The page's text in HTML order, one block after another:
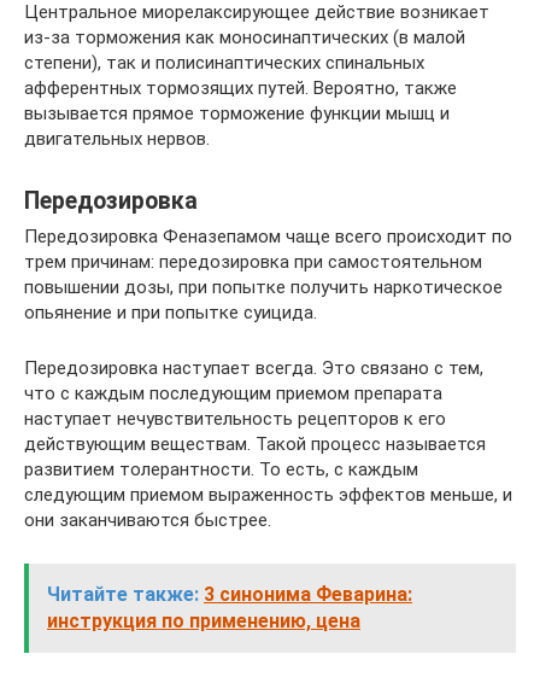
Центральное миорелаксирующее действие возникает
из-за торможения как моносинаптических (в малой
степени), так и полисинаптических спинальных
афферентных тормозящих путей. Вероятно, также
вызывается прямое торможение функции мышц и
двигательных нервов.
Передозировка
Передозировка Феназепамом чаще всего происходит по
трем причинам: передозировка при самостоятельном
повышении дозы, при попытке получить наркотическое
опьянение и при попытке суицида.
Передозировка наступает всегда. Это связано с тем,
что с каждым последующим приемом препарата
наступает нечувствительность рецепторов к его
действующим веществам. Такой процесс называется
развитием толерантности. То есть, с каждым
следующим приемом выраженность эффектов меньше, и
они заканчиваются быстрее.
Читайте также: 3 синонима Феварина:
инструкция по применению, цена